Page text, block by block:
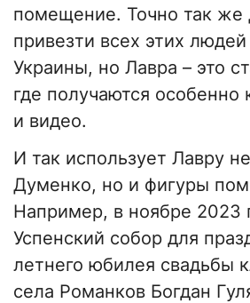
помещение. Точно так же
привезти всех этих
Украины, но Лавра – это
где получаются особенно
и видео.
И так использует Лавру
Думенко, но и фигуры
Например, в ноябре 2023
Успенский собор для
летнего юбилея свадьбы
села Романков Богдан